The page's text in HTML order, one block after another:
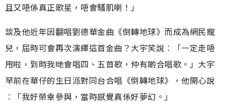
且又唔係真正歌星，唔會騷肌喇！」
談及他近年因翻唱劉德華金曲《倒轉地球》而成為網民寵
兒，屆時可會再次演繹這首金曲？大宇笑說︰「一定走唔
甩啦，到時我哋會唱四、五首歌，仲有啲合唱歌。」大宇
早前在華仔的生日派對同台合唱《倒轉地球》，他開心說
︰「我好榮幸參與，當時感覺真係好夢幻。」